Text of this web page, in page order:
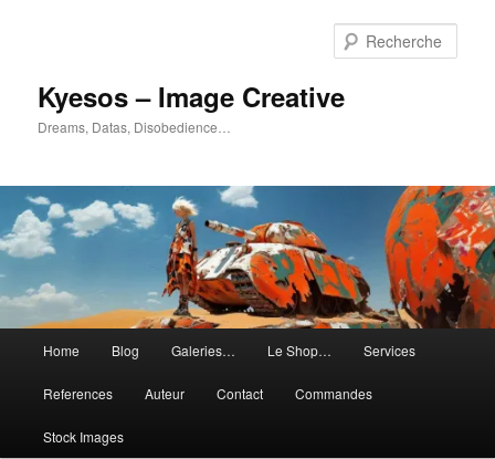
Kyesos – Image Creative
Dreams, Datas, Disobedience…
principal
Home Blog Galeries… Le Shop… Services
References Auteur Contact Commandes
Stock Images